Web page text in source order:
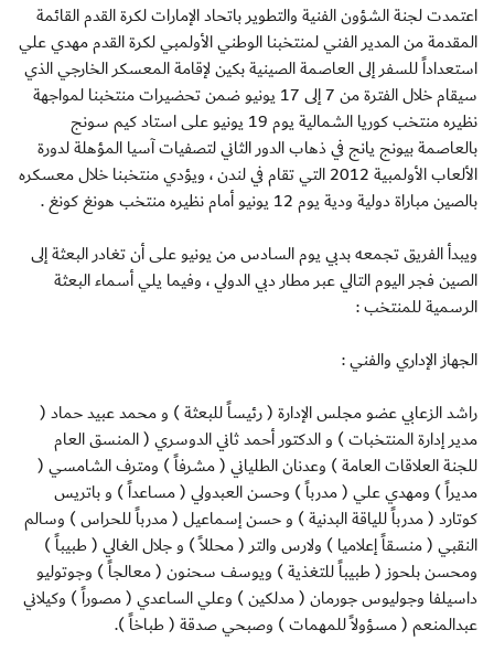
اعتمدت لجنة الشؤون الفنية والتطوير باتحاد الإمارات لكرة القدم القائمة
المقدمة من المدير الفني لمنتخبنا الوطني الأولمبي لكرة القدم مهدي علي
استعداداً للسفر إلى العاصمة الصينية بكين لإقامة المعسكر الخارجي الذي
سيقام خلال الفترة من 7 إلى 17 يونيو ضمن تحضيرات منتخبنا لمواجهة
نظيره منتخب كوريا الشمالية يوم 19 يونيو على استاد كيم سونج
بالعاصمة بيونج يانج في ذهاب الدور الثاني لتصفيات آسيا المؤهلة لدورة
الألعاب الأولمبية 2012 التي تقام في لندن ، ويؤدي منتخبنا خلال معسكره
بالصين مباراة دولية ودية يوم 12 يونيو أمام نظيره منتخب هونغ كونغ .
ويبدأ الفريق تجمعه بدبي يوم السادس من يونيو على أن تغادر البعثة إلى
الصين فجر اليوم التالي عبر مطار دبي الدولي ، وفيما يلي أسماء البعثة
الرسمية للمنتخب :
الجهاز الإداري والفني :
راشد الزعابي عضو مجلس الإدارة ( رئيساً للبعثة ) و محمد عبيد حماد (
مدير إدارة المنتخبات ) و الدكتور أحمد ثاني الدوسري ( المنسق العام
للجنة العلاقات العامة ) وعدنان الطلياني ( مشرفاً ) ومترف الشامسي (
مديراً ) ومهدي علي ( مدرباً ) وحسن العبدولي ( مساعداً ) و باتريس
كوتارد ( مدرباً للياقة البدنية ) و حسن إسماعيل ( مدرباً للحراس ) وسالم
النقبي ( منسقاً إعلاميا ) ولارس والتر ( محللاً ) و جلال الغالي ( طبيباً )
ومحسن بلحوز ( طبيباً للتغذية ) ويوسف سحنون ( معالجاً ) وجوتوليو
داسيلفا وجوليوس جورمان ( مدلكين ) وعلي الساعدي ( مصوراً ) وكيلاني
عبدالمنعم ( مسؤولاً للمهمات ) وصبحي صدقة ( طباخاً ).